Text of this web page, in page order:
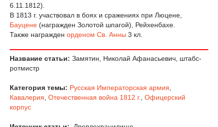
6.11.1812).
В 1813 г. участвовал в боях и сражениях при Люцене,
Бауцене (награжден Золотой шпагой), Рейхенбахе.
Также награжден орденом Св. Анны 3 кл.
Название статьи: Замятин, Николай Афанасьевич, штабс-
ротмистр
Категория темы: Русская Императорская армия
Кавалерия Отечественная война 1812 г.
Офицерский
корпус